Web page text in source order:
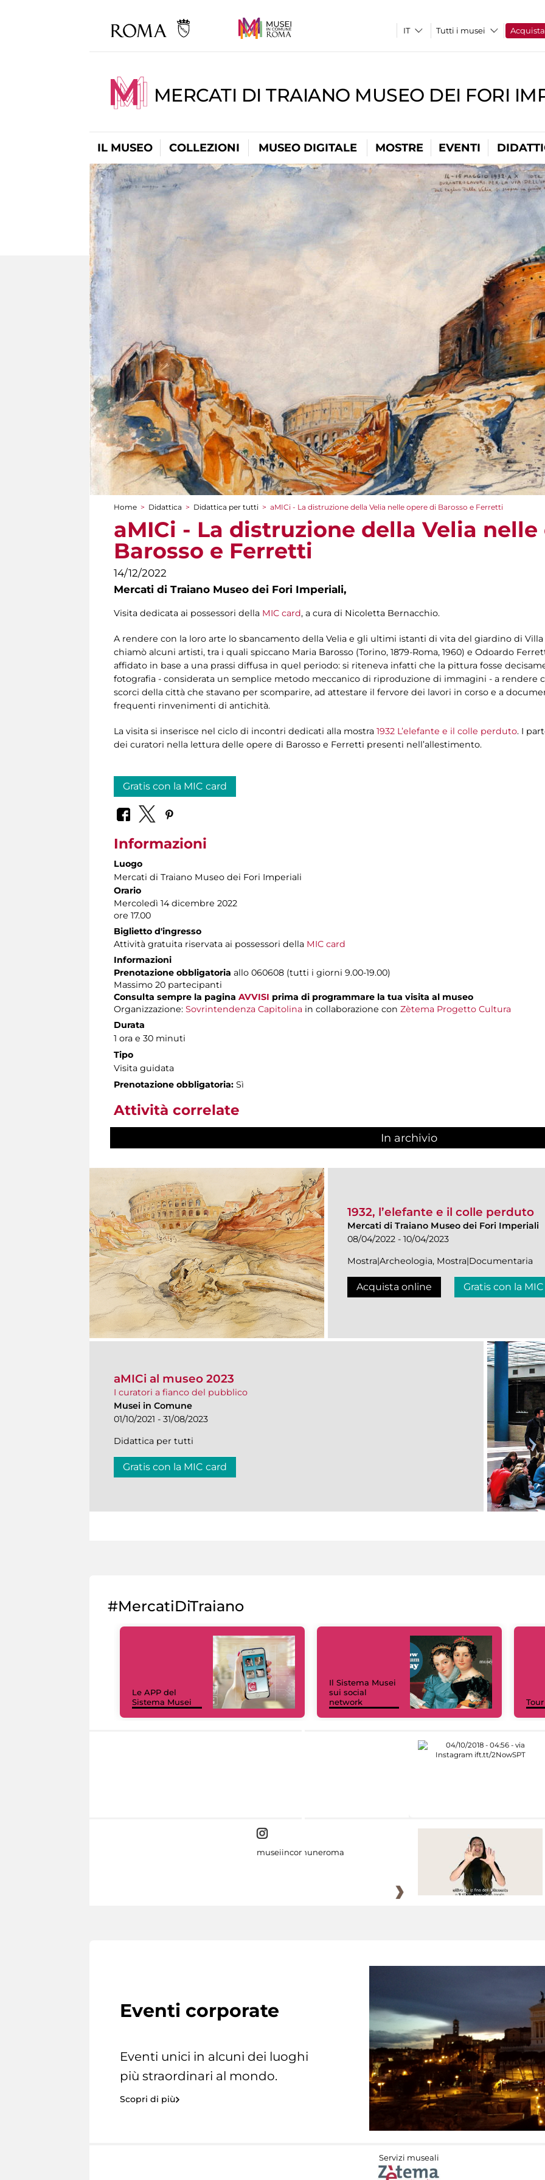
Tutti i musei Acquista
MERCATI DI TRAIANO MUSEO DEI FORI
IL MUSEO COLLEZIONI MUSEO DIGITALE MOSTRE EVENTI
Tu sei qui
Home > Didattica > Didattica per tutti > aMICi - La distruzione della Velia nelle opere di Barosso e Ferretti
aMICi - La distruzione della Velia
Barosso e Ferretti
14/12/2022
Mercati di Traiano Museo dei Fori Imperiali,
Visita dedicata ai possessori della MIC card, a cura di Nicoletta Bernacchio.
A rendere con la loro arte lo sbancamento della Velia e gli ultimi istanti di vita del giardino di
chiamò alcuni artisti, tra i quali spiccano Maria Barosso (Torino, 1879-Roma, 1960) e Odoardo Ferretti
affidato in base a una prassi diffusa in quel periodo: si riteneva infatti che la pittura fosse
fotografia - considerata un semplice metodo meccanico di riproduzione di immagini - a rendere
scorci della città che stavano per scomparire, ad attestare il fervore dei lavori in corso e a
frequenti rinvenimenti di antichità.
La visita si inserisce nel ciclo di incontri dedicati alla mostra 1932 L’elefante e il colle perduto. I
dei curatori nella lettura delle opere di Barosso e Ferretti presenti nell’allestimento.
Gratis con la MIC card
Informazioni
Luogo
Mercati di Traiano Museo dei Fori Imperiali
Orario
Mercoledì 14 dicembre 2022
ore 17.00
Biglietto d'ingresso
Attività gratuita riservata ai possessori della MIC card
Informazioni
Prenotazione obbligatoria allo 060608 (tutti i giorni 9.00-19.00)
Massimo 20 partecipanti
Consulta sempre la pagina AVVISI prima di programmare la tua visita al museo
Organizzazione: Sovrintendenza Capitolina in collaborazione con Zètema Progetto Cultura
Durata
1 ora e 30 minuti
Tipo
Visita guidata
Prenotazione obbligatoria: Sì
Attività correlate
In archivio
1932, l’elefante e il colle perduto
Mercati di Traiano Museo dei Fori Imperiali
08/04/2022 - 10/04/2023
Mostra|Archeologia, Mostra|Documentaria
Acquista online Gratis con la
aMICi al museo 2023
I curatori a fianco del pubblico
Musei in Comune
01/10/2021 - 31/08/2023
Didattica per tutti
Gratis con la MIC card
#MercatiDiTraiano
Le APP del
Sistema Musei
Il Sistema Musei
sui social
network
museiincomuneroma
Eventi corporate
Eventi unici in alcuni dei luoghi
più straordinari al mondo.
Scopri di più
Servizi museali